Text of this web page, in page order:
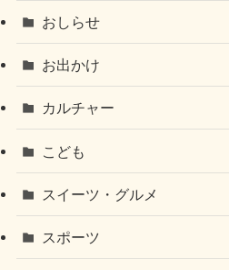
おしらせ
お出かけ
カルチャー
こども
スイーツ・グルメ
スポーツ